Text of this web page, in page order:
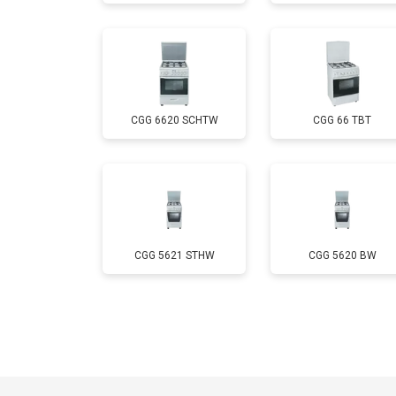
Замена лампы подсветки
Ремонт чугунной конфорки
CGG 6620 SCHTW CGG 66 TBT
CGG 5621 STHW CGG 5620 BW